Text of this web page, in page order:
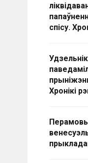
спісу.
Хронікі